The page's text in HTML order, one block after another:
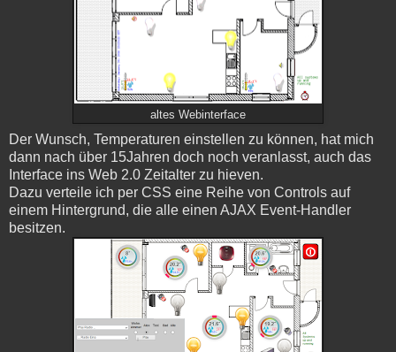
altes Webinterface
Der Wunsch, Temperaturen einstellen zu können, hat mich
dann nach über 15Jahren doch noch veranlasst, auch das
Interface ins Web 2.0 Zeitalter zu hieven.
Dazu verteile ich per CSS eine Reihe von Controls auf
einem Hintergrund, die alle einen AJAX Event-Handler
besitzen.